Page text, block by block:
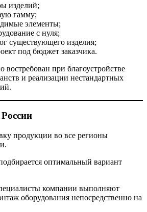
изделий;
гамму;
элементы;
с нуля;
существующего изделия;
под бюджет заказчика.
востребован при благоустройстве
и реализации нестандартных
продукции во все регионы
оптимальный вариант
компании выполняют
оборудования непосредственно на